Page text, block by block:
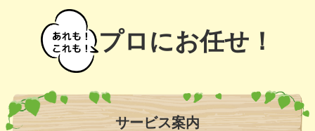
プロにお任せ！
サービス案内